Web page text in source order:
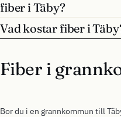
fiber i Täby?
Vad kostar fiber i
Fiber i
Bor du i en grannkommun till